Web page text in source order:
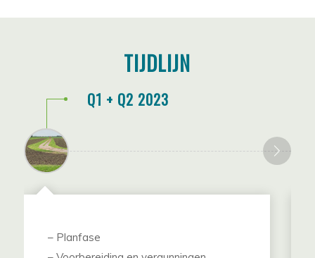
TIJDLIJN
Q1 + Q2 2023
– Planfase